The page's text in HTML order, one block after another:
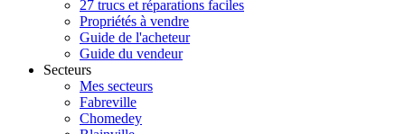
27 trucs et réparations faciles
Propriétés à vendre
Guide de l'acheteur
Guide du vendeur
Secteurs
Mes secteurs
Fabreville
Chomedey